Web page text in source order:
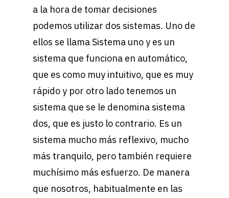
a la hora de tomar decisiones
podemos utilizar dos sistemas. Uno de
ellos se llama Sistema uno y es un
sistema que funciona en automático,
que es como muy intuitivo, que es muy
rápido y por otro lado tenemos un
sistema que se le denomina sistema
dos, que es justo lo contrario. Es un
sistema mucho más reflexivo, mucho
más tranquilo, pero también requiere
muchísimo más esfuerzo. De manera
que nosotros, habitualmente en las